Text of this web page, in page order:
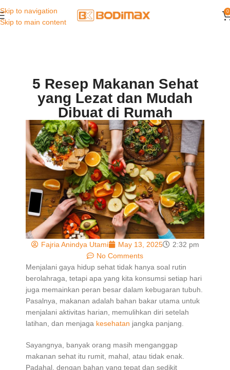
Skip to navigation
Skip to main content
0
5 Resep Makanan Sehat
yang Lezat dan Mudah
Dibuat di Rumah
Fajria Anindya Utami May 13, 2025
2:32 pm
No Comments
Menjalani gaya hidup sehat tidak hanya soal rutin
berolahraga, tetapi apa yang kita konsumsi setiap hari
juga memainkan peran besar dalam kebugaran tubuh.
Pasalnya, makanan adalah bahan bakar utama untuk
menjalani aktivitas harian, memulihkan diri setelah
latihan, dan menjaga kesehatan jangka panjang.
Sayangnya, banyak orang masih menganggap
makanan sehat itu rumit, mahal, atau tidak enak.
Padahal, dengan bahan yang tepat dan sedikit